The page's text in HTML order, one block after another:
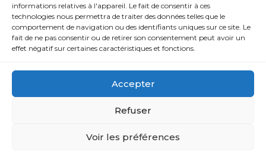
informations relatives à l'appareil. Le fait de consentir à ces
technologies nous permettra de traiter des données telles que le
comportement de navigation ou des identifiants uniques sur ce site. Le
fait de ne pas consentir ou de retirer son consentement peut avoir un
effet négatif sur certaines caractéristiques et fonctions.
Accepter
Refuser
Voir les préférences
 450 654-3342
 info@charlesrajotte.com
765, rue Notre-Dame
Copyright © Charles E. Rajotte complexe funéraire 2024 –